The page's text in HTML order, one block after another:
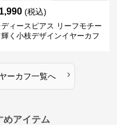
(税込)
ディースピアス リーフモチー
輝く小枝デザインイヤーカフ
ーカフ一覧へ ›
めアイテム